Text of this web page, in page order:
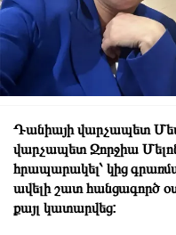
Դանիայի վարչապետ
վարչապետ Ջորջիա
հրապարակել՝ կից
ավելի շատ հանցագործ
քայլ կատարվեց: